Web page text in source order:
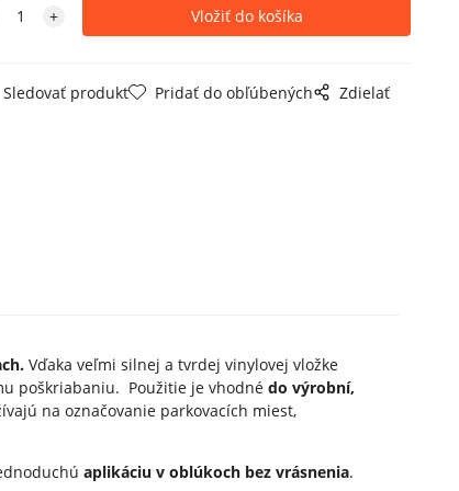
Sledovať produkt Pridať do obľúbených Zdielať
Vďaka veľmi silnej a tvrdej vinylovej vložke
poškriabaniu. Použitie je vhodné do výrobní,
na označovanie parkovacích miest,
aplikáciu v oblúkoch bez vrásnenia.